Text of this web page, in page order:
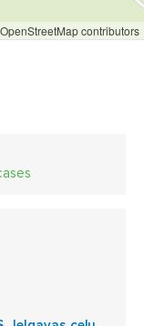
contributors